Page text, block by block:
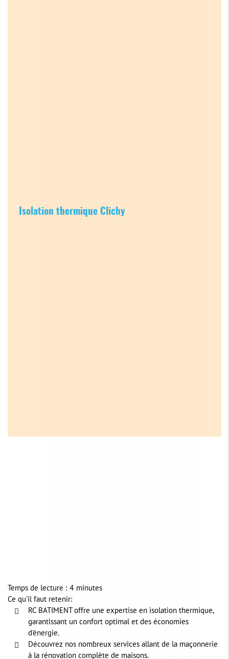
Isolation thermique Clichy
Temps de lecture : 4 minutes
Ce qu'il faut retenir:
RC BATIMENT offre une expertise en isolation thermique,
garantissant un confort optimal et des économies
d'énergie.
Découvrez nos nombreux services allant de la maçonnerie
à la rénovation complète de maisons.